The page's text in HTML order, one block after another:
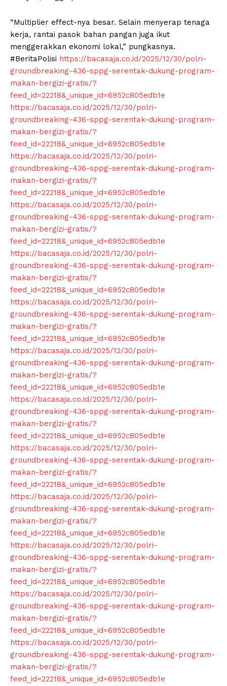
“Multiplier effect-nya besar. Selain menyerap tenaga
kerja, rantai pasok bahan pangan juga ikut
menggerakkan ekonomi lokal,” pungkasnya.
#BeritaPolisi https://bacasaja.co.id/2025/12/30/polri-
groundbreaking-436-sppg-serentak-dukung-program-
makan-bergizi-gratis/?
feed_id=22218&_unique_id=6952c805edb1e
https://bacasaja.co.id/2025/12/30/polri-
groundbreaking-436-sppg-serentak-dukung-program-
makan-bergizi-gratis/?
feed_id=22218&_unique_id=6952c805edb1e
https://bacasaja.co.id/2025/12/30/polri-
groundbreaking-436-sppg-serentak-dukung-program-
makan-bergizi-gratis/?
feed_id=22218&_unique_id=6952c805edb1e
https://bacasaja.co.id/2025/12/30/polri-
groundbreaking-436-sppg-serentak-dukung-program-
makan-bergizi-gratis/?
feed_id=22218&_unique_id=6952c805edb1e
https://bacasaja.co.id/2025/12/30/polri-
groundbreaking-436-sppg-serentak-dukung-program-
makan-bergizi-gratis/?
feed_id=22218&_unique_id=6952c805edb1e
https://bacasaja.co.id/2025/12/30/polri-
groundbreaking-436-sppg-serentak-dukung-program-
makan-bergizi-gratis/?
feed_id=22218&_unique_id=6952c805edb1e
https://bacasaja.co.id/2025/12/30/polri-
groundbreaking-436-sppg-serentak-dukung-program-
makan-bergizi-gratis/?
feed_id=22218&_unique_id=6952c805edb1e
https://bacasaja.co.id/2025/12/30/polri-
groundbreaking-436-sppg-serentak-dukung-program-
makan-bergizi-gratis/?
feed_id=22218&_unique_id=6952c805edb1e
https://bacasaja.co.id/2025/12/30/polri-
groundbreaking-436-sppg-serentak-dukung-program-
makan-bergizi-gratis/?
feed_id=22218&_unique_id=6952c805edb1e
https://bacasaja.co.id/2025/12/30/polri-
groundbreaking-436-sppg-serentak-dukung-program-
makan-bergizi-gratis/?
feed_id=22218&_unique_id=6952c805edb1e
https://bacasaja.co.id/2025/12/30/polri-
groundbreaking-436-sppg-serentak-dukung-program-
makan-bergizi-gratis/?
feed_id=22218&_unique_id=6952c805edb1e
https://bacasaja.co.id/2025/12/30/polri-
groundbreaking-436-sppg-serentak-dukung-program-
makan-bergizi-gratis/?
feed_id=22218&_unique_id=6952c805edb1e
https://bacasaja.co.id/2025/12/30/polri-
groundbreaking-436-sppg-serentak-dukung-program-
makan-bergizi-gratis/?
feed_id=22218&_unique_id=6952c805edb1e